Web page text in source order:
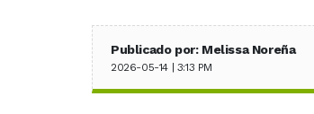
Publicado por: Melissa Noreña
2026-05-14 | 3:13 PM